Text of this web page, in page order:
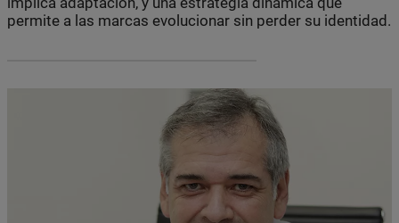
permite a las marcas evolucionar sin perder su identidad.